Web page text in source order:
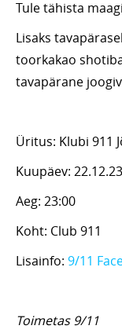
Tule tähista
Lisaks
toorkakao
tavapärane
Üritus: Klubi 911
Kuupäev: 22.12.23
Aeg: 23:00
Koht: Club 911
Lisainfo: 9/11
Toimetas 9/11